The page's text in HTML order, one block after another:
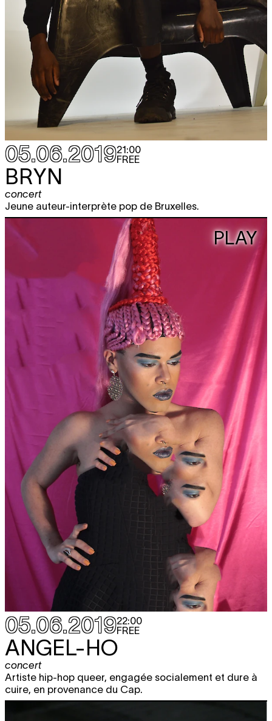
05.06.201921:00
FREE
BRYN
concert
Jeune auteur-interprète pop de Bruxelles.
PLAY
05.06.201922:00
FREE
ANGEL-HO
concert
Artiste hip-hop queer, engagée socialement et dure à
cuire, en provenance du Cap.